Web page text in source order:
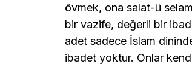
övmek, ona salat-ü
bir vazife, değerli bir
adet sadece İslam
ibadet yoktur. Onlar